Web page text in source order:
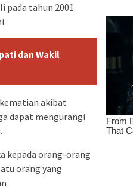
pada tahun 2001.
dan Wakil
akibat
dapat mengurangi
kepada orang-orang
orang yang